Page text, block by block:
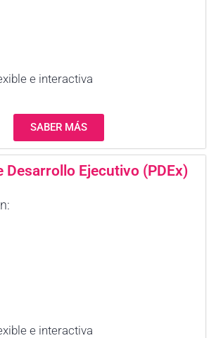
e interactiva
SABER MÁS
Desarrollo Ejecutivo (PDEx)
e interactiva